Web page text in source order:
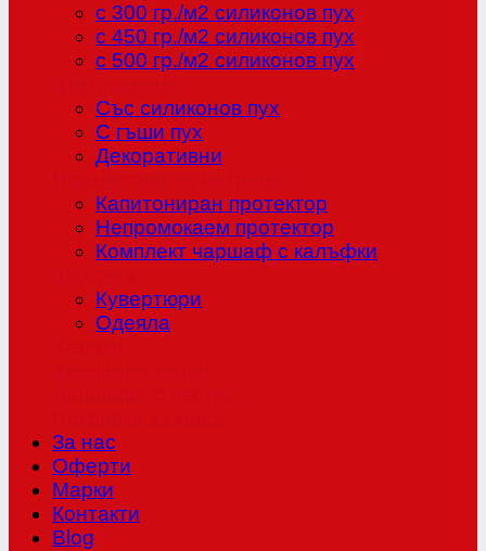
с 300 гр./м2 силиконов пух
с 450 гр./м2 силиконов пух
с 500 гр./м2 силиконов пух
Със силиконов пух
С гъши пух
Декоративни
Капитониран протектор
Непромокаем протектор
Комплект чаршаф с калъфки
Кувертюри
Одеяла
За нас
Оферти
Mарки
Контакти
Blog